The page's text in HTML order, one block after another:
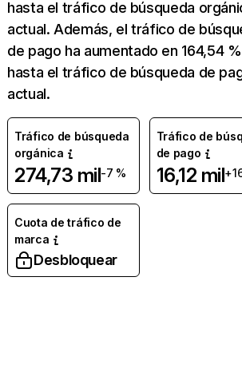
hasta el tráfico de búsqueda
actual. Además, el tráfico de
de pago ha aumentado en 164,54 %
hasta el tráfico de búsqueda de
actual.
Tráfico de búsqueda
orgánica
274,73 mil-7 %
Tráfico de
de pago
16,12 mil
Cuota de tráfico de
marca
Desbloquear